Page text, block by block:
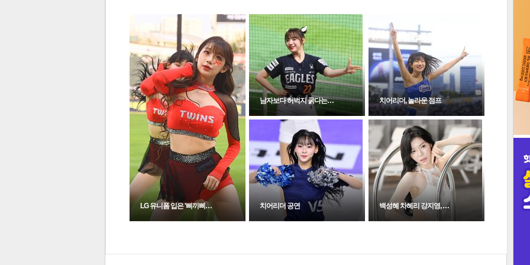
인
LG 유니폼 입은 '삐끼삐…
남자보다 허벅지 굵다는… 치어리더, 놀라운 점프
치어리더 공연 백성혜 차혜리 강지영, …